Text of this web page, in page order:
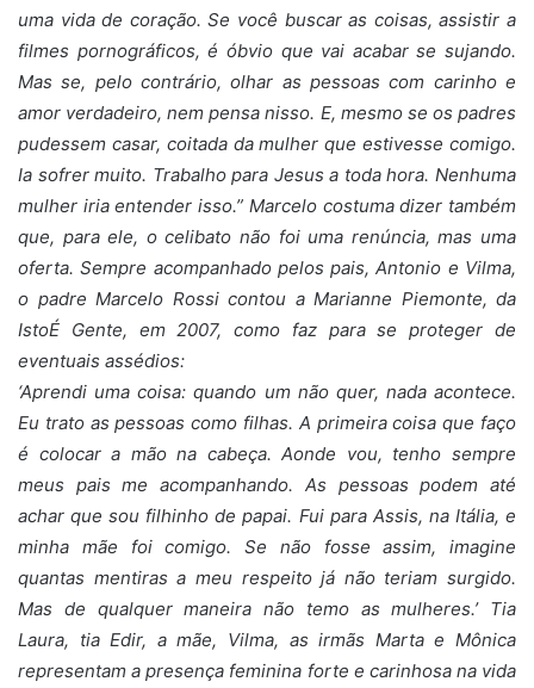
uma vida de coração. Se você buscar as coisas, assistir a
filmes pornográficos, é óbvio que vai acabar se sujando.
Mas se, pelo contrário, olhar as pessoas com carinho e
amor verdadeiro, nem pensa nisso. E, mesmo se os padres
pudessem casar, coitada da mulher que estivesse comigo.
Ia sofrer muito. Trabalho para Jesus a toda hora. Nenhuma
mulher iria entender isso.” Marcelo costuma dizer também
que, para ele, o celibato não foi uma renúncia, mas uma
oferta. Sempre acompanhado pelos pais, Antonio e Vilma,
o padre Marcelo Rossi contou a Marianne Piemonte, da
IstoÉ Gente, em 2007, como faz para se proteger de
eventuais assédios:
‘Aprendi uma coisa: quando um não quer, nada acontece.
Eu trato as pessoas como filhas. A primeira coisa que faço
é colocar a mão na cabeça. Aonde vou, tenho sempre
meus pais me acompanhando. As pessoas podem até
achar que sou filhinho de papai. Fui para Assis, na Itália, e
minha mãe foi comigo. Se não fosse assim, imagine
quantas mentiras a meu respeito já não teriam surgido.
Mas de qualquer maneira não temo as mulheres.’ Tia
Laura, tia Edir, a mãe, Vilma, as irmãs Marta e Mônica
representam a presença feminina forte e carinhosa na vida